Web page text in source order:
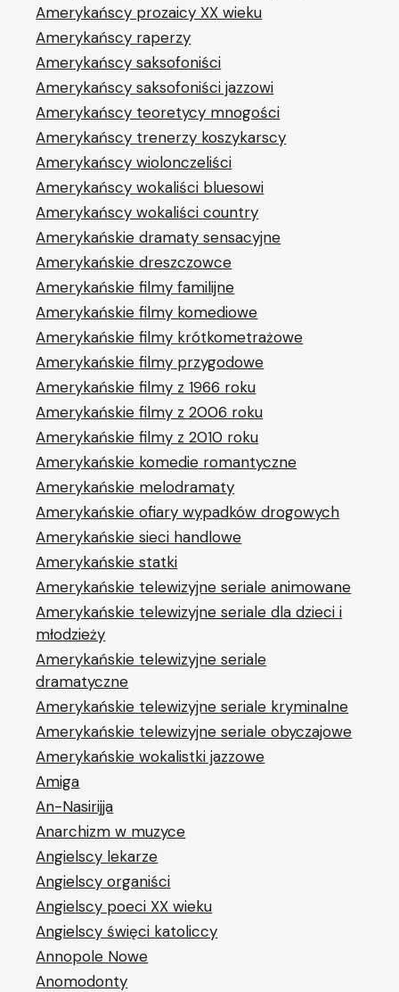
Amerykańscy prozaicy XX wieku
Amerykańscy raperzy
Amerykańscy saksofoniści
Amerykańscy saksofoniści jazzowi
Amerykańscy teoretycy mnogości
Amerykańscy trenerzy koszykarscy
Amerykańscy wiolonczeliści
Amerykańscy wokaliści bluesowi
Amerykańscy wokaliści country
Amerykańskie dramaty sensacyjne
Amerykańskie dreszczowce
Amerykańskie filmy familijne
Amerykańskie filmy komediowe
Amerykańskie filmy krótkometrażowe
Amerykańskie filmy przygodowe
Amerykańskie filmy z 1966 roku
Amerykańskie filmy z 2006 roku
Amerykańskie filmy z 2010 roku
Amerykańskie komedie romantyczne
Amerykańskie melodramaty
Amerykańskie ofiary wypadków drogowych
Amerykańskie sieci handlowe
Amerykańskie statki
Amerykańskie telewizyjne seriale animowane
Amerykańskie telewizyjne seriale dla dzieci i
młodzieży
Amerykańskie telewizyjne seriale
dramatyczne
Amerykańskie telewizyjne seriale kryminalne
Amerykańskie telewizyjne seriale obyczajowe
Amerykańskie wokalistki jazzowe
Amiga
An-Nasirijja
Anarchizm w muzyce
Angielscy lekarze
Angielscy organiści
Angielscy poeci XX wieku
Angielscy święci katoliccy
Annopole Nowe
Anomodonty